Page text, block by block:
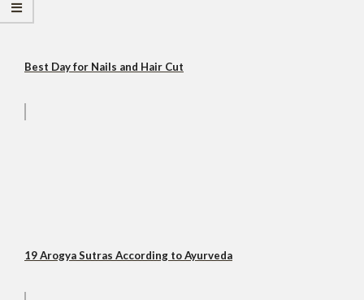
Best Day for Nails and Hair Cut
19 Arogya Sutras According to Ayurveda